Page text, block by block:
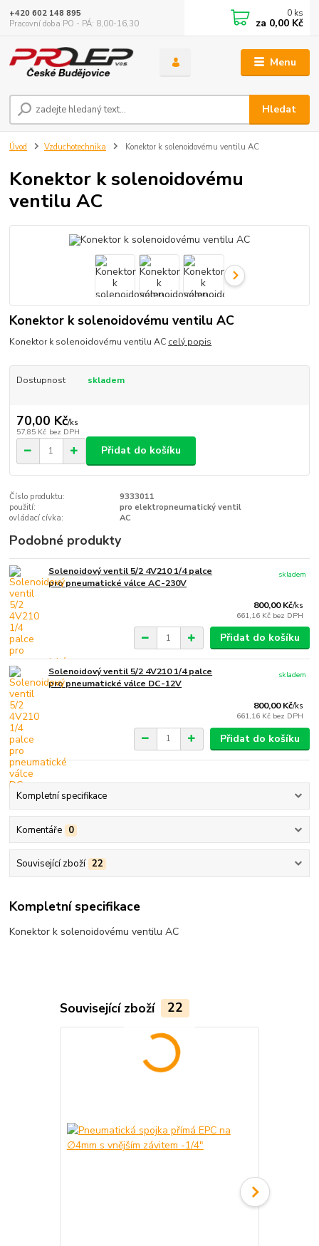
Menu
Hledat
+420 602 148 895
Pracovní doba PO - PÁ: 8,00-16,30
0 ks
za 0,00 Kč
Úvod Vzduchotechnika Konektor k solenoidovému ventilu AC
Konektor k solenoidovému
ventilu AC
Konektor k solenoidovému ventilu AC
Konektor k solenoidovému ventilu AC celý popis
Dostupnost skladem
70,00 Kč/ks
57,85 Kč bez DPH
Přidat do košíku
Číslo produktu:
9333011
použití:
pro elektropneumatický ventil
ovládací cívka:
AC
Podobné produkty
Solenoidový ventil 5/2 4V210 1/4 palce
pro pneumatické válce AC-230V
800,00 Kč/ks
661,16 Kč bez DPH
skladem
Přidat do košíku
Solenoidový ventil 5/2 4V210 1/4 palce
pro pneumatické válce DC-12V
800,00 Kč/ks
661,16 Kč bez DPH
skladem
Přidat do košíku
Kompletní specifikace
Komentáře 0
Související zboží 22
Kompletní specifikace
Konektor k solenoidovému ventilu AC
Související zboží 22